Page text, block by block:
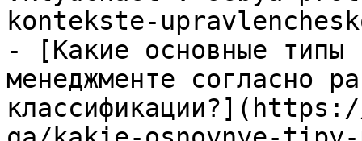
kontekste-
- [Какие основные типы
менеджменте согласно